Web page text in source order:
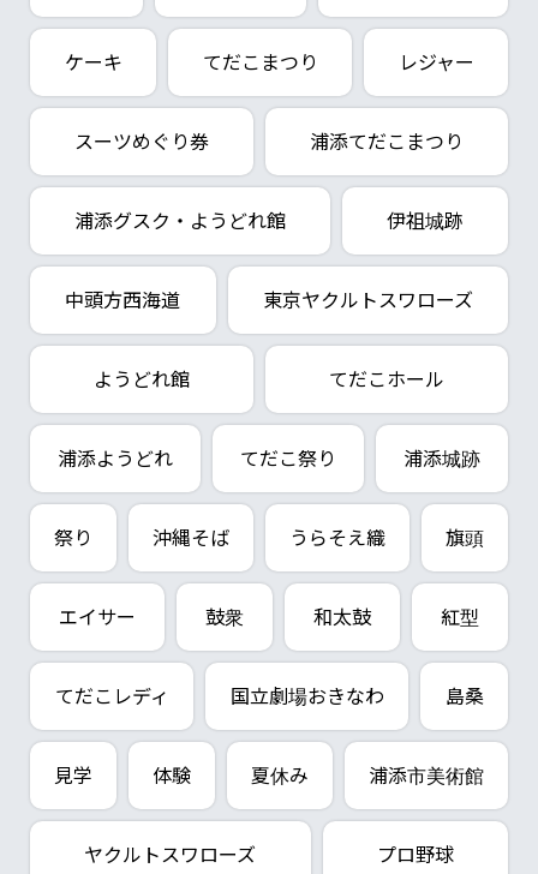
ケーキ てだこまつり レジャー
スーツめぐり券 浦添てだこまつり
浦添グスク・ようどれ館 伊祖城跡
中頭方西海道 東京ヤクルトスワローズ
ようどれ館 てだこホール
浦添ようどれ てだこ祭り 浦添城跡
祭り 沖縄そば うらそえ織 旗頭
エイサー 鼓衆 和太鼓 紅型
てだこレディ 国立劇場おきなわ 島桑
見学 体験 夏休み 浦添市美術館
ヤクルトスワローズ プロ野球